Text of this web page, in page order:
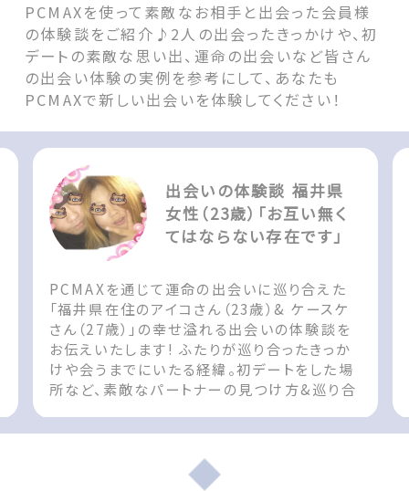
PCMAXを使って素敵なお相手と出会った会員様
の体験談をご紹介♪2人の出会ったきっかけや、初
デートの素敵な思い出、運命の出会いなど皆さん
の出会い体験の実例を参考にして、あなたも
PCMAXで新しい出会いを体験してください！
The
）
出会いの体験談 奈良県
女性（25歳）「3月に結婚
ます」
PCMAXを通じて運命の出会いに巡り合えた
「奈良県在住のちゅー子さん（25歳）& kenさ
ん（28歳）」の幸せ溢れる出会いの体験談をお
伝えいたします! ふたりが巡り合ったきっかけ
や会うまでにいたる経緯。初デートをした場所
など、素敵なパートナーの見つけ方&巡り合え
た際の参考としてお役立てください!! The
post 出会いの体験談 奈良県 女性（25歳）「
いマッチングサイトPCMAX.